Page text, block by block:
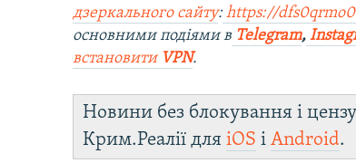
дзеркального сайту: https://
основними подіями в Telegram,
встановити VPN.
Новини без блокування і
Крим.Реалії дляiOS іAndroid.